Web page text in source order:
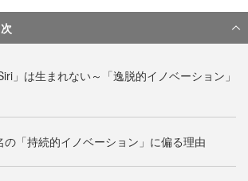
」は生まれない～「逸脱的イノベーション」
の「持続的イノベーション」に偏る理由